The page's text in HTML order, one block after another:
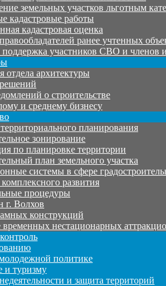
земельных участков льготным
кадастровые работы
кадастровая оценка
ранее учтенных
поддержка участников СВО и членов
архитектуры
о строительстве
и среднему бизнесу
планирования
зонирование
по планировке территории
план земельного участка
системы в сфере
развития
процедуры
г. Волхов
конструкций
нестационарных
политике
и туризму
и защита территорий